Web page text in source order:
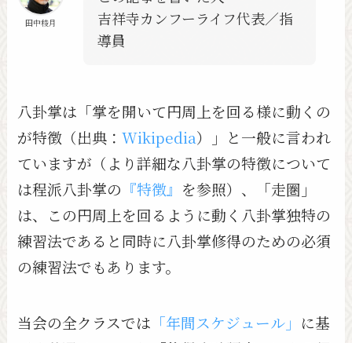
田中稜月
吉祥寺カンフーライフ代表／指
導員
八卦掌は「掌を開いて円周上を回る様に動くの
が特徴（出典：Wikipedia）」と一般に言われ
ていますが（より詳細な八卦掌の特徴について
は程派八卦掌の 『特徴』 を参照）、「走圏」
は、この円周上を回るように動く八卦掌独特の
練習法であると同時に八卦掌修得のための必須
の練習法でもあります。
当会の全クラスでは 「年間スケジュール」 に基